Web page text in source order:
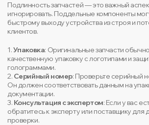
Подлинность запчастей — это важный
игнорировать. Поддельные компоненты
быстрому выходу устройства из строя и
клиентов.
1.Упаковка: Оригинальные запчасти
качественную упаковку с логотипами и
голограммами.
2. Серийный номер: Проверьте серийный
Он должен соответствовать данным на
документации.
3. Консультация с экспертом: Если у вас
обратитесь к эксперту или поставщику для
проверки.